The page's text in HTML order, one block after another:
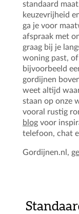
standaard
keuzevrijheid
ga je voor
afspraak met
graag bij je
woning past,
bijvoorbeeld
gordijnen
weet altijd
staan op onze
vooral rustig
blog voor
telefoon, chat
Gordijnen.nl,